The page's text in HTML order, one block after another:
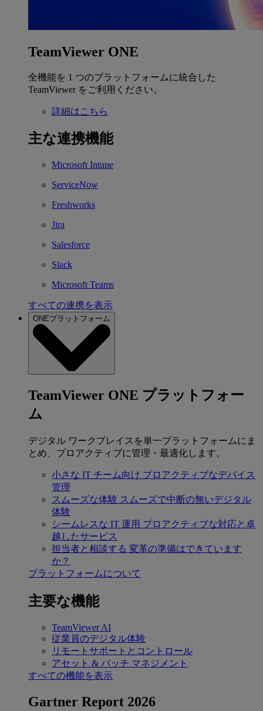
TeamViewer ONE
全機能を 1 つのプラットフォームに統合した
TeamViewer をご利用ください。
詳細はこちら
主な連携機能
Microsoft Intune
ServiceNow
Freshworks
Jira
Salesforce
Slack
Microsoft Teams
すべての連携を表示
ONEプラットフォーム
TeamViewer ONE プラットフォー
ム
デジタル ワークプレイスを単一プラットフォームにま
とめ、プロアクティブに管理・最適化します。
小さな IT チーム向け プロアクティブなデバイス
管理
スムーズな体験 スムーズで中断の無いデジタル
体験
シームレスな IT 運用 プロアクティブな対応と卓
越したサービス
担当者と相談する 変革の準備はできています
か？
プラットフォームについて
主要な機能
TeamViewer AI
従業員のデジタル体験
リモートサポートとコントロール
アセット & パッチ マネジメント
すべての機能を表示
Gartner Report 2026